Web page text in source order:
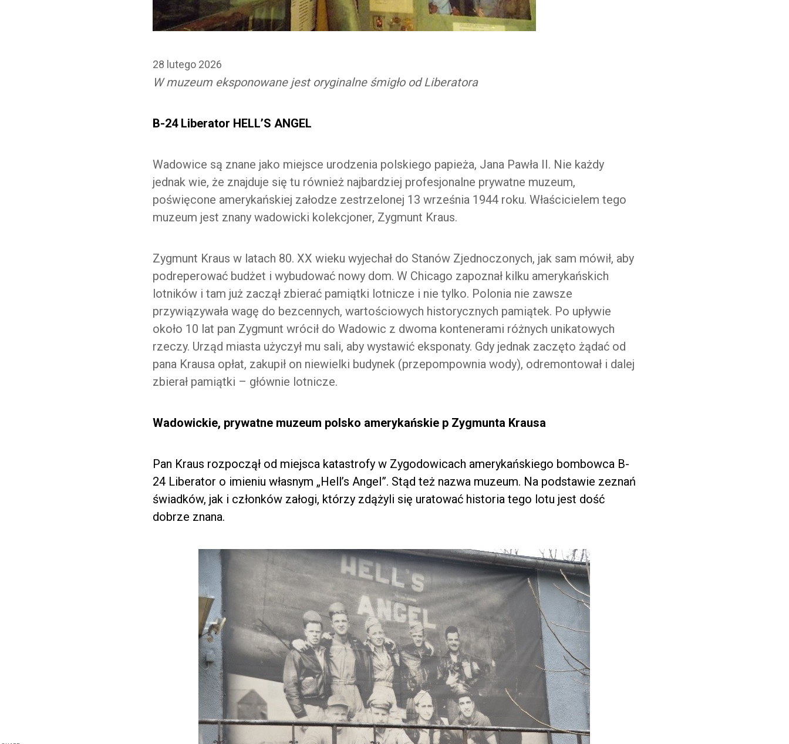
28 lutego 2026
W muzeum eksponowane jest oryginalne śmigło od Liberatora
B-24 Liberator HELL’S ANGEL
Wadowice są znane jako miejsce urodzenia polskiego papieża, Jana Pawła II. Nie każdy
jednak wie, że znajduje się tu również najbardziej profesjonalne prywatne muzeum,
poświęcone amerykańskiej załodze zestrzelonej 13 września 1944 roku. Właścicielem tego
muzeum jest znany wadowicki kolekcjoner, Zygmunt Kraus.
Zygmunt Kraus w latach 80. XX wieku wyjechał do Stanów Zjednoczonych, jak sam mówił, aby
podreperować budżet i wybudować nowy dom. W Chicago zapoznał kilku amerykańskich
lotników i tam już zaczął zbierać pamiątki lotnicze i nie tylko. Polonia nie zawsze
przywiązywała wagę do bezcennych, wartościowych historycznych pamiątek. Po upływie
około 10 lat pan Zygmunt wrócił do Wadowic z dwoma kontenerami różnych unikatowych
rzeczy. Urząd miasta użyczył mu sali, aby wystawić eksponaty. Gdy jednak zaczęto żądać od
pana Krausa opłat, zakupił on niewielki budynek (przepompownia wody), odremontował i dalej
zbierał pamiątki – głównie lotnicze.
Wadowickie, prywatne muzeum polsko amerykańskie p Zygmunta Krausa
Pan Kraus rozpoczął od miejsca katastrofy w Zygodowicach amerykańskiego bombowca B-
24 Liberator o imieniu własnym „Hell’s Angel”. Stąd też nazwa muzeum. Na podstawie zeznań
świadków, jak i członków załogi, którzy zdążyli się uratować historia tego lotu jest dość
dobrze znana.